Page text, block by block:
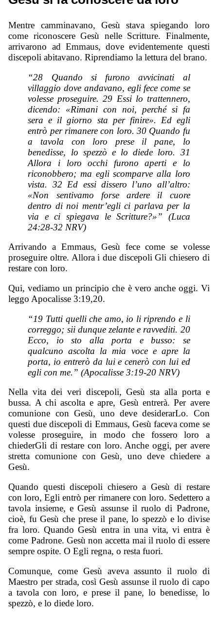
Mentre camminavano, Gesù stava spiegando loro
come riconoscere Gesù nelle Scritture. Finalmente,
arrivarono ad Emmaus, dove evidentemente questi
discepoli abitavano. Riprendiamo la lettura del brano.
“28 Quando si furono avvicinati al
villaggio dove andavano, egli fece come se
volesse proseguire. 29 Essi lo trattennero,
dicendo: «Rimani con noi, perché si fa
sera e il giorno sta per finire». Ed egli
entrò per rimanere con loro. 30 Quando fu
a tavola con loro prese il pane, lo
benedisse, lo spezzò e lo diede loro. 31
Allora i loro occhi furono aperti e lo
riconobbero; ma egli scomparve alla loro
vista. 32 Ed essi dissero l’uno all’altro:
«Non sentivamo forse ardere il cuore
dentro di noi mentr’egli ci parlava per la
via e ci spiegava le Scritture?»” (Luca
24:28-32 NRV)
Arrivando a Emmaus, Gesù fece come se volesse
proseguire oltre. Allora i due discepoli Gli chiesero di
restare con loro.
Qui, vediamo un principio che è vero anche oggi. Vi
leggo Apocalisse 3:19,20.
“19 Tutti quelli che amo, io li riprendo e li
correggo; sii dunque zelante e ravvediti. 20
Ecco, io sto alla porta e busso: se
qualcuno ascolta la mia voce e apre la
porta, io entrerò da lui e cenerò con lui ed
egli con me.” (Apocalisse 3:19-20 NRV)
Nella vita dei veri discepoli, Gesù sta alla porta e
bussa. A chi ascolta e apre, Gesù entrerà. Per avere
comunione con Gesù, uno deve desiderarLo. Con
questi due discepoli di Emmaus, Gesù faceva come se
volesse proseguire, in modo che fossero loro a
chiederGli di restare con loro. Anche oggi, per avere
stretta comunione con Gesù, uno deve chiedere a
Gesù.
Quando questi discepoli chiesero a Gesù di restare
con loro, Egli entrò per rimanere con loro. Sedettero a
tavola insieme, e Gesù assunse il ruolo di Padrone,
cioè, fu Gesù che prese il pane, lo spezzò e lo divise
fra loro. Quando Gesù entra in una vita, vi entra è
come Padrone. Gesù non accetta mai il ruolo di essere
sempre ospite. O Egli regna, o resta fuori.
Comunque, come Gesù aveva assunto il ruolo di
Maestro per strada, così Gesù assunse il ruolo di capo
a tavola con loro, e prese il pane, lo benedisse, lo
spezzò, e lo diede loro.